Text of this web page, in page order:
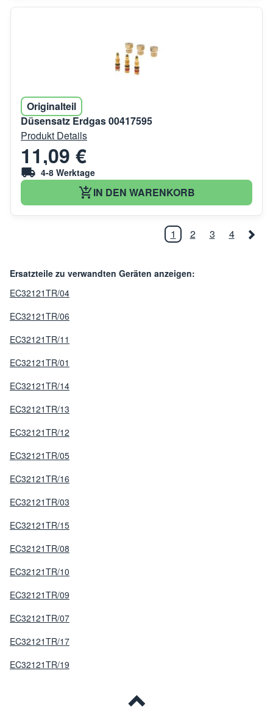
Originalteil
Düsensatz Erdgas 00417595
Produkt Details
11,09 €
4-8 Werktage
IN DEN WARENKORB
1 2 3 4
Ersatzteile zu verwandten Geräten anzeigen:
EC32121TR/04
EC32121TR/06
EC32121TR/11
EC32121TR/01
EC32121TR/14
EC32121TR/13
EC32121TR/12
EC32121TR/05
EC32121TR/16
EC32121TR/03
EC32121TR/15
EC32121TR/08
EC32121TR/10
EC32121TR/09
EC32121TR/07
EC32121TR/17
EC32121TR/19